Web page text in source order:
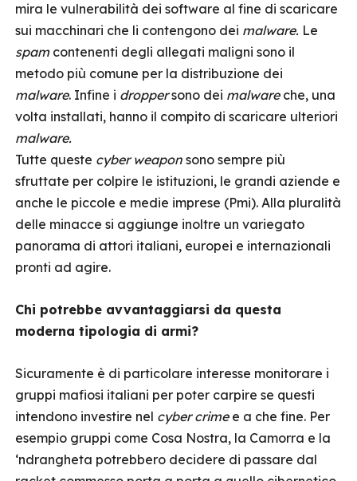
mira le vulnerabilità dei software al fine di scaricare
sui macchinari che li contengono dei malware. Le
spamcontenenti degli allegati maligni sono il
metodo più comune per la distribuzione dei
malware. Infine i droppersono dei malwareche, una
volta installati, hanno il compito di scaricare ulteriori
malware.
Tutte queste cyber weapon sono sempre più
sfruttate per colpire le istituzioni, le grandi aziende e
anche le piccole e medie imprese (Pmi). Alla pluralità
delle minacce si aggiunge inoltre un variegato
panorama di attori italiani, europei e internazionali
pronti ad agire.
Chi potrebbe avvantaggiarsi da questa
moderna tipologia di armi?
Sicuramente è di particolare interesse monitorare i
gruppi mafiosi italiani per poter carpire se questi
intendono investire nel cyber crimee a che fine. Per
esempio gruppi come Cosa Nostra, la Camorra e la
‘ndrangheta potrebbero decidere di passare dal